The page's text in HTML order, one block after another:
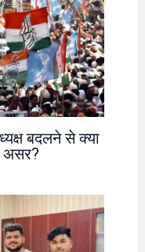
बदलने से क्या
असर?